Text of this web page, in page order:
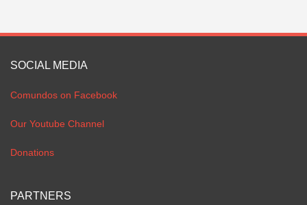
SOCIAL MEDIA
Comundos on Facebook
Our Youtube Channel
Donations
PARTNERS